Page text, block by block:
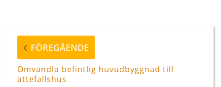
Föregående
inlägg
FÖREGÅENDE
Omvandla befintlig huvudbyggnad till
attefallshus